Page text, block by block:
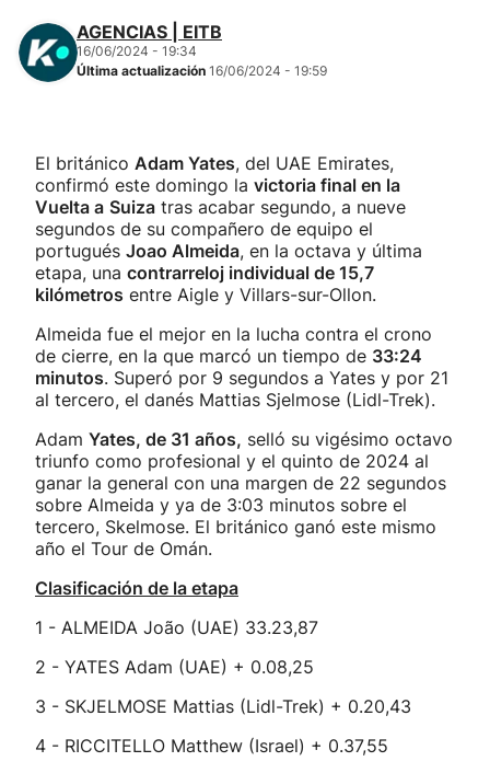
AGENCIAS | EITB
16/06/2024 - 19:34
Última actualización 16/06/2024 - 19:59
El británico Adam Yates, del UAE Emirates,
confirmó este domingo la victoria final en la
Vuelta a Suiza tras acabar segundo, a nueve
segundos de su compañero de equipo el
portugués Joao Almeida, en la octava y última
etapa, una contrarreloj individual de 15,7
kilómetros entre Aigle y Villars-sur-Ollon.
Almeida fue el mejor en la lucha contra el crono
de cierre, en la que marcó un tiempo de 33:24
minutos. Superó por 9 segundos a Yates y por 21
al tercero, el danés Mattias Sjelmose (Lidl-Trek).
Adam Yates, de 31 años, selló su vigésimo octavo
triunfo como profesional y el quinto de 2024 al
ganar la general con una margen de 22 segundos
sobre Almeida y ya de 3:03 minutos sobre el
tercero, Skelmose. El británico ganó este mismo
año el Tour de Omán.
Clasificación de la etapa
1 - ALMEIDA João (UAE) 33.23,87
2 - YATES Adam (UAE) + 0.08,25
3 - SKJELMOSE Mattias (Lidl-Trek) + 0.20,43
4 - RICCITELLO Matthew (Israel) + 0.37,55